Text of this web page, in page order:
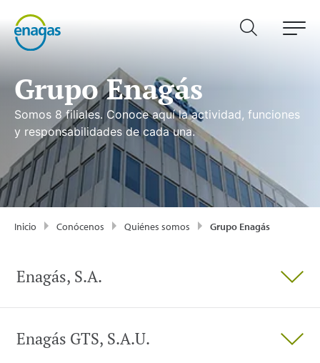
Grupo Enagás
Somos 8 filiales. Conoce aquí la actividad, funciones
y responsabilidades de cada una.
Inicio Conócenos Quiénes somos Grupo Enagás
Enagás, S.A.
Enagás GTS, S.A.U.